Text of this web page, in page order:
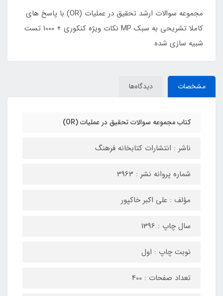
مجموعه سوالات ارشد تحقیق در عملیات (OR) با پاسخ های
کاملا تشریحی به سبک MP نکات ویژه کنکوری + 1000 تست
شبیه سازی شده
مشخصات دیدگاه‌ها
کتاب مجموعه سوالات تحقیق در عملیات (OR)
ناشر : انتشارات کتابخانه فرهنگ
شماره پروانه نشر : 3963
مؤلف : علی اکبر خاکپور
سال چاپ : 1396
نوبت چاپ : اول
تعداد صفحات : 400